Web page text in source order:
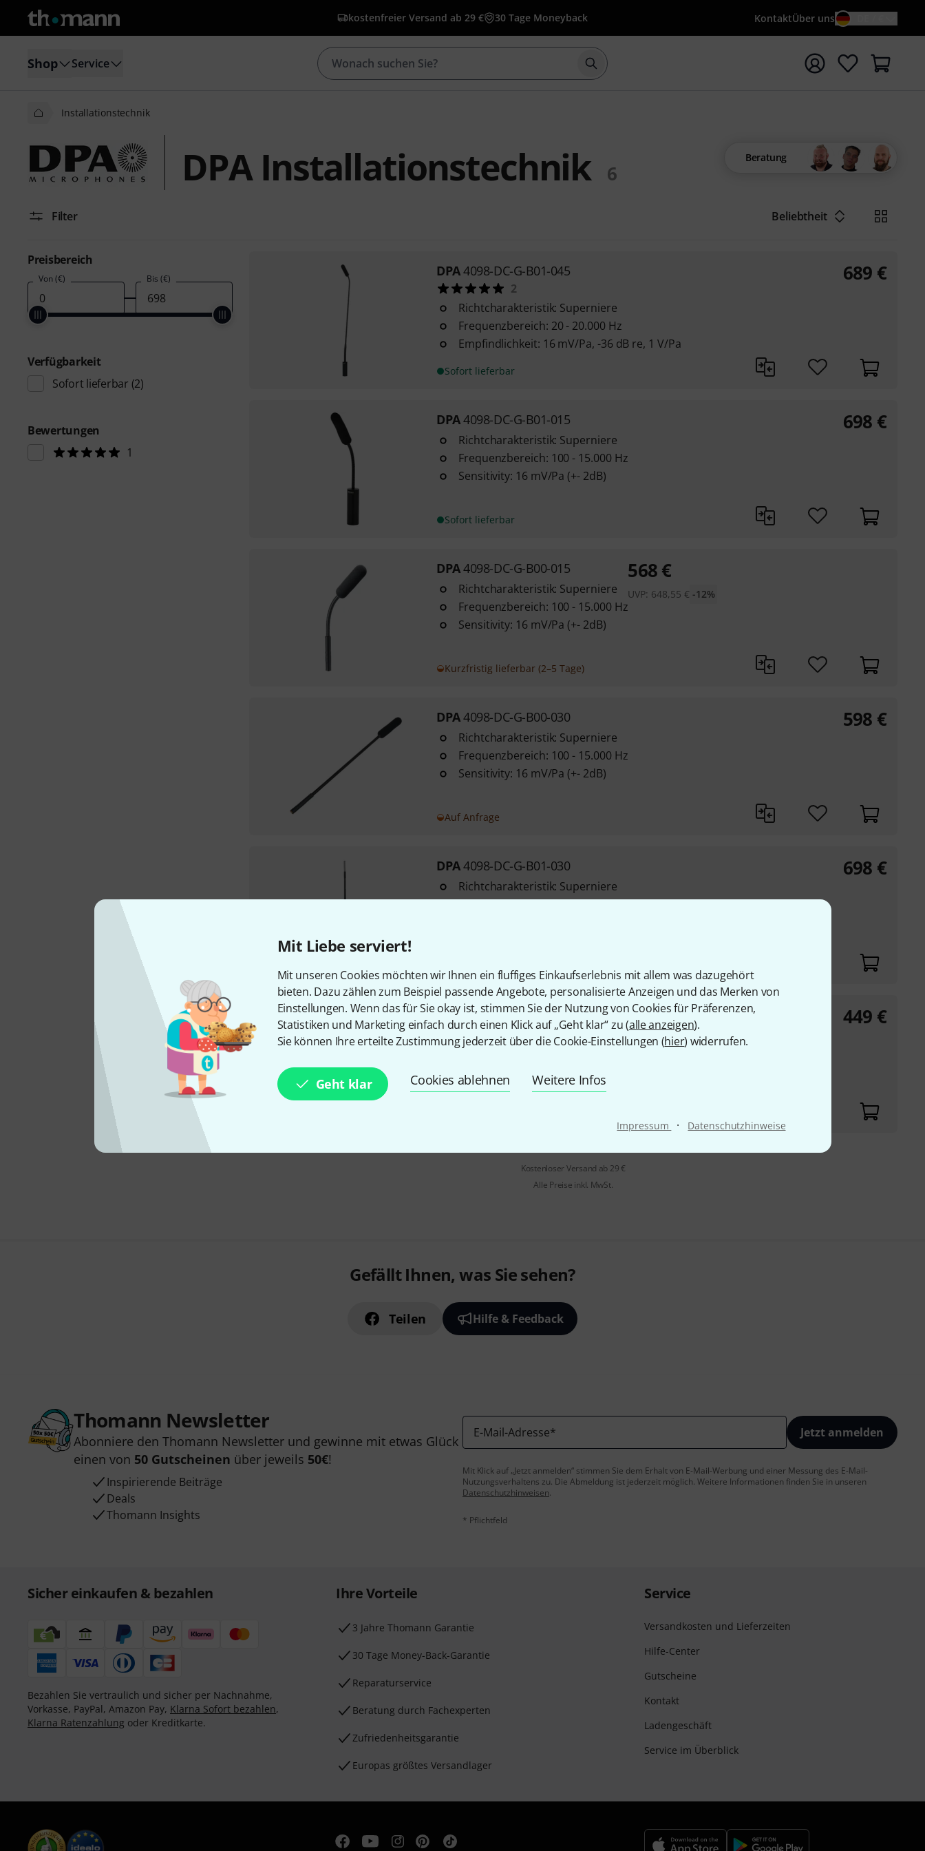
Mit Liebe serviert!
Mit unseren Cookies möchten wir Ihnen ein fluffiges Einkaufserlebnis mit allem was dazugehört
bieten. Dazu zählen zum Beispiel passende Angebote, personalisierte Anzeigen und das Merken von
Einstellungen. Wenn das für Sie okay ist, stimmen Sie der Nutzung von Cookies für Präferenzen,
Statistiken und Marketing einfach durch einen Klick auf „Geht klar“ zu (alle anzeigen).
Sie können Ihre erteilte Zustimmung jederzeit über die Cookie-Einstellungen (hier) widerrufen.
Geht klar Cookies ablehnen Weitere Infos
Impressum · Datenschutzhinweise
kostenfreier Versand ab 29 € 30 Tage Moneyback KontaktÜber uns
Shop Service Suche mit Suchwort {searchTerm} starten
Installationstechnik
DPA Installationstechnik 6
Beratung
Filter Beliebtheit
Preisbereich
Von (€) Bis (€)
Verfügbarkeit
Sofort lieferbar (2)
Bewertungen
1
DPA4098-DC-G-B01-045
2
Richtcharakteristik: Superniere
Frequenzbereich: 20 - 20.000 Hz
Empfindlichkeit: 16 mV/Pa, -36 dB re, 1 V/Pa
Sofort lieferbar
689 €
DPA4098-DC-G-B01-015
Richtcharakteristik: Superniere
Frequenzbereich: 100 - 15.000 Hz
Sensitivity: 16 mV/Pa (+- 2dB)
Sofort lieferbar
698 €
DPA4098-DC-G-B00-015
Richtcharakteristik: Superniere
Frequenzbereich: 100 - 15.000 Hz
Sensitivity: 16 mV/Pa (+- 2dB)
Kurzfristig lieferbar (2–5 Tage)
568€
UVP: 648,55 € -12%
DPA4098-DC-G-B00-030
Richtcharakteristik: Superniere
Frequenzbereich: 100 - 15.000 Hz
Sensitivity: 16 mV/Pa (+- 2dB)
Auf Anfrage
598 €
DPA4098-DC-G-B01-030
Richtcharakteristik: Superniere
Frequenzbereich: 100 - 15.000 Hz
698 €
DPA MMP-ER
passend u.a. für DPA 4006E, 4018E, 4017E, 4011E,
4018ES
Länge: 3 m
449 €
Kostenloser Versand ab 29 €
Alle Preise inkl. MwSt.
Gefällt Ihnen, was Sie sehen?
Teilen Hilfe & Feedback
Thomann Newsletter
Abonniere den Thomann Newsletter und gewinne mit etwas Glück
einen von 50 Gutscheinen über jeweils 50€!
Inspirierende Beiträge
Deals
Thomann Insights
E-Mail-Adresse* Jetzt anmelden
Mit Klick auf „Jetzt anmelden“ stimmen Sie dem Erhalt von E-Mail-Werbung und einer Messung des E-Mail-
Nutzungsverhaltens zu. Die Abmeldung ist jederzeit möglich. Weitere Informationen finden Sie in unseren
Datenschutzhinweisen.
* Pflichtfeld
Sicher einkaufen & bezahlen
Bezahlen Sie vertraulich und sicher per Nachnahme,
Vorkasse, PayPal, Amazon Pay, Klarna Sofort bezahlen,
Klarna Ratenzahlung oder Kreditkarte.
Ihre Vorteile
3 Jahre Thomann Garantie
30 Tage Money-Back-Garantie
Reparaturservice
Beratung durch Fachexperten
Zufriedenheitsgarantie
Europas größtes Versandlager
Service
Versandkosten und Lieferzeiten
Hilfe-Center
Gutscheine
Kontakt
Ladengeschäft
Service im Überblick